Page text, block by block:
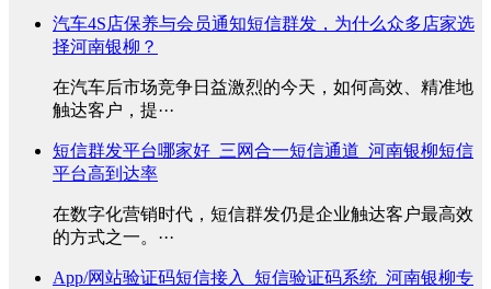
汽车4S店保养与会员通知短信群发，为什么众多店家选
择河南银柳？
在汽车后市场竞争日益激烈的今天，如何高效、精准地
触达客户，提···
短信群发平台哪家好_三网合一短信通道_河南银柳短信
平台高到达率
在数字化营销时代，短信群发仍是企业触达客户最高效
的方式之一。···
App/网站验证码短信接入_短信验证码系统_河南银柳专